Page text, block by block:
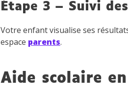
Étape 3 – Suivi
Votre enfant visualise ses
espace parents.
Aide scolaire